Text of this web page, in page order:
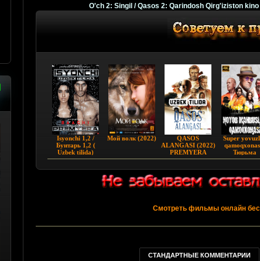
O'ch 2: Singil / Qasos 2: Qarindosh Qirg'iziston
Isyonchi 1,2 /
Бунтарь 1,2 (
Uzbek tilida)
Premyera
Мой волк (2022)
QASOS
ALANGASI (2022)
PREMYERA
Super
Тюрьма
Смотреть фильмы онлайн
СТАНДАРТНЫЕ КОММЕНТАРИИ